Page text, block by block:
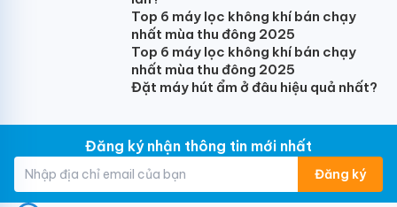
- Độ ồn chế độ làm lạnh: 48dB(A)
- Độ ồn chế độ vận hành ban đêm: 44dB(A)
- Kích thước (CxRxD): 595 x 845 x 300mm
- Trọng lượng máy: 43kg
- Ống nối lỏng (Loe): Ø9.5mm
- Ống nối hơi (Loe): Ø15.9mm
Top 6 máy lọc không khí bán chạy
nhất mùa thu đông 2025
Top 6 máy lọc không khí bán chạy
nhất mùa thu đông 2025
Đặt máy hút ẩm ở đâu hiệu quả nhất?
Đăng ký nhận thông tin mới nhất
Đăng ký